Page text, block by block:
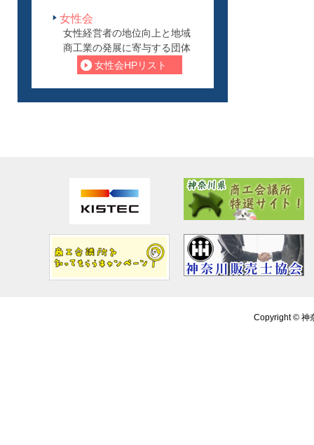
女性会
女性経営者の地位向上と地域
商工業の発展に寄与する団体
女性会HPリスト
Copyright © 神